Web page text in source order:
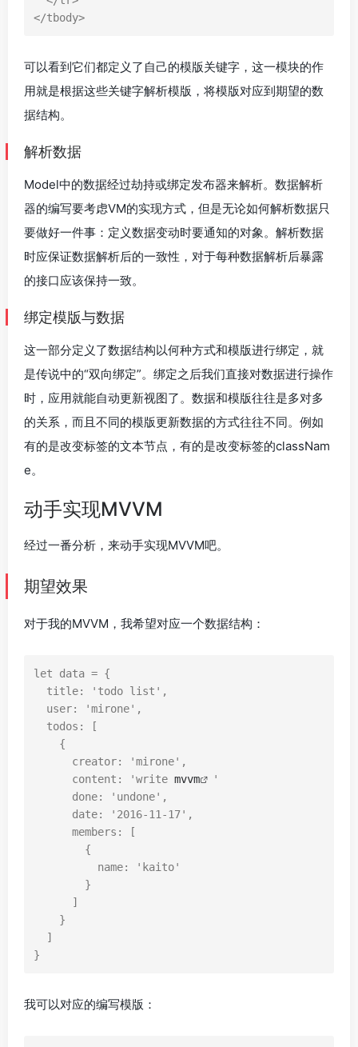
</tbody>
可以看到它们都定义了自己的模版关键字，这一模块的作
用就是根据这些关键字解析模版，将模版对应到期望的数
据结构。
解析数据
Model中的数据经过劫持或绑定发布器来解析。数据解析
器的编写要考虑VM的实现方式，但是无论如何解析数据只
要做好一件事：定义数据变动时要通知的对象。解析数据
时应保证数据解析后的一致性，对于每种数据解析后暴露
的接口应该保持一致。
绑定模版与数据
这一部分定义了数据结构以何种方式和模版进行绑定，就
是传说中的“双向绑定”。绑定之后我们直接对数据进行操作
时，应用就能自动更新视图了。数据和模版往往是多对多
的关系，而且不同的模版更新数据的方式往往不同。例如
有的是改变标签的文本节点，有的是改变标签的classNam
e。
动手实现MVVM
经过一番分析，来动手实现MVVM吧。
期望效果
对于我的MVVM，我希望对应一个数据结构：
let data = {
title: 'todo list' ,
user: 'mirone' ,
todos :
[
{
creator: 'mirone' ,
content : 'write mvvm
'
done: 'undone' ,
date: '2016-11-17' ,
members :
[
{
name:
'kaito'
}
]
}
]
}
我可以对应的编写模版：